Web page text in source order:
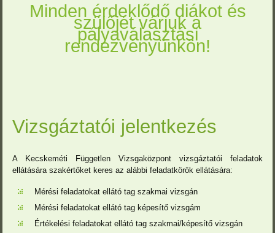
Minden érdeklődő diákot és
szülőjét várjuk a
pályaválasztási
rendezvényünkön!
Vizsgáztatói jelentkezés
A Kecskeméti Független Vizsgaközpont vizsgáztatói feladatok
ellátására szakértőket keres az alábbi feladatkörök ellátására:
Mérési feladatokat ellátó tag szakmai vizsgán
Mérési feladatokat ellátó tag képesítő vizsgám
Értékelési feladatokat ellátó tag szakmai/képesítő vizsgán